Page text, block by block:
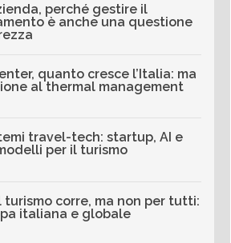
perché gestire il
è anche una questione
quanto cresce l’Italia: ma
al thermal management
travel-tech: startup, AI e
per il turismo
turismo corre, ma non per tutti:
italiana e globale